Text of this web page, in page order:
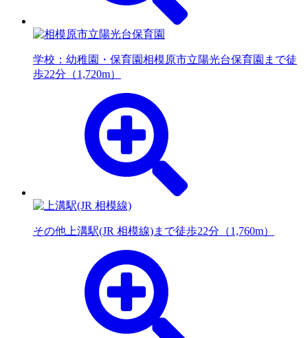
学校：幼稚園・保育園相模原市立陽光台保育園まで徒
歩22分（1,720m）
その他 上溝駅(JR 相模線)まで徒歩22分（1,760m）